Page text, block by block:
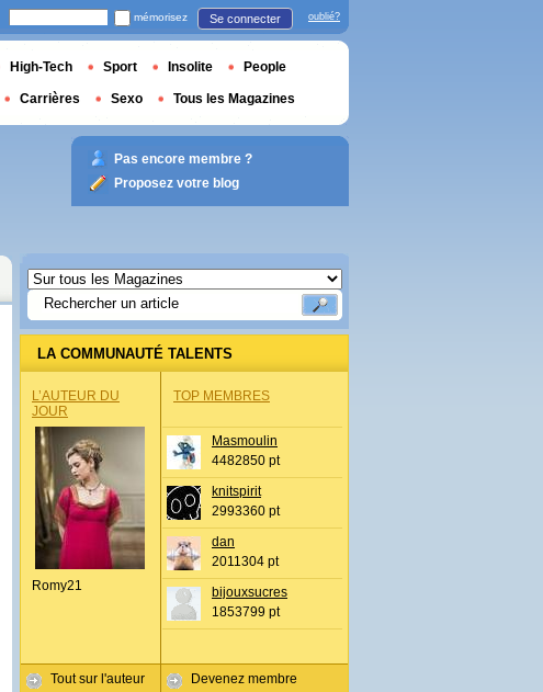
LA COMMUNAUTÉ TALENTS
L’AUTEUR DU
JOUR
Romy21
Tout sur l'auteur
TOP MEMBRES
Masmoulin
4482850 pt
knitspirit
2993360 pt
dan
2011304 pt
bijouxsucres
1853799 pt
Devenez membre
mémorisez Se connecter oublié?
High-Tech Sport Insolite People
Carrières Sexo Tous les Magazines
Pas encore membre ?
Proposez votre blog